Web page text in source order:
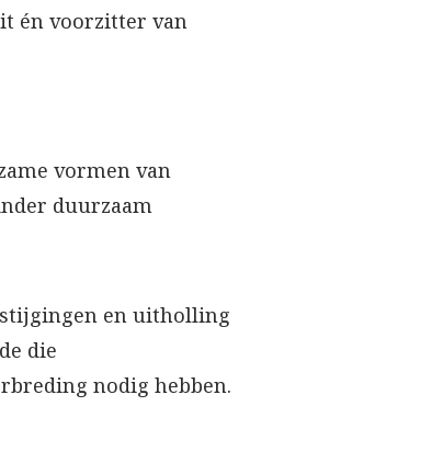
én voorzitter van
vormen van
duurzaam
en uitholling
die
nodig hebben.